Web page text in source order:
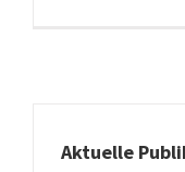
Aktuelle